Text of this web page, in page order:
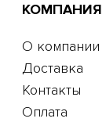
КОМПАНИЯ
О компании
Доставка
Контакты
Оплата